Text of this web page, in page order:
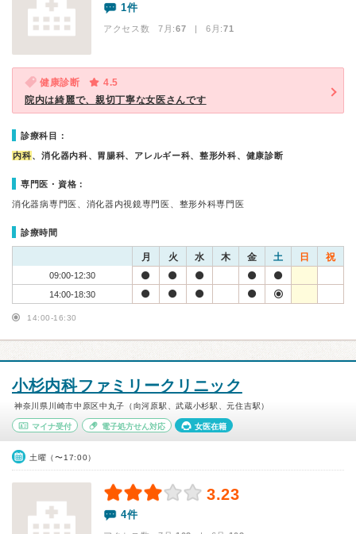
1件
アクセス数 7月:67 | 6月:71
健康診断
4.5
院内は綺麗で、親切丁寧な女医さんです
診療科目：
内科、消化器内科、胃腸科、アレルギー科、整形外科、健康診断
専門医・資格：
消化器病専門医、消化器内視鏡専門医、整形外科専門医
診療時間
月 火 水 木 金 土 日 祝
09:00-12:30
14:00-18:30
14:00-16:30
小杉内科ファミリークリニック
神奈川県川崎市中原区中丸子（向河原駅、武蔵小杉駅、元住吉駅）
マイナ受付 電子処方せん対応 女医在籍
土曜（〜17:00）
3.23
4件